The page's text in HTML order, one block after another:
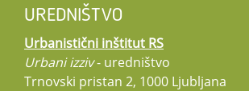
UREDNIŠTVO
Urbanistični inštitut RS
Urbani izziv- uredništvo
Trnovski pristan 2, 1000 Ljubljana